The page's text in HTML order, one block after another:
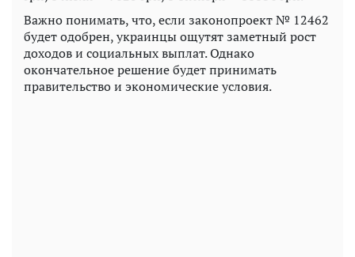
Важно понимать, что, если законопроект № 12462
будет одобрен, украинцы ощутят заметный рост
доходов и социальных выплат. Однако
окончательное решение будет принимать
правительство и экономические условия.